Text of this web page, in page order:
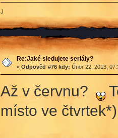
J
Re:Jaké sledujete seriály?
« Odpověď #76 kdy: Únor 22, 2013,
Až v červnu?
místo ve